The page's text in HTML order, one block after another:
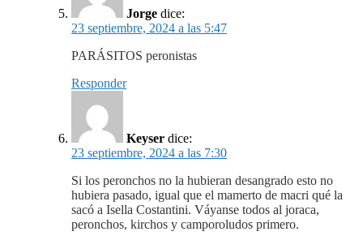
Jorge dice:
23 septiembre, 2024 a las 5:47
PARÁSITOS peronistas
Responder
Keyser dice:
23 septiembre, 2024 a las 7:30
Si los peronchos no la hubieran desangrado esto no
hubiera pasado, igual que el mamerto de macri qué la
sacó a Isella Costantini. Váyanse todos al joraca,
peronchos, kirchos y camporoludos primero.